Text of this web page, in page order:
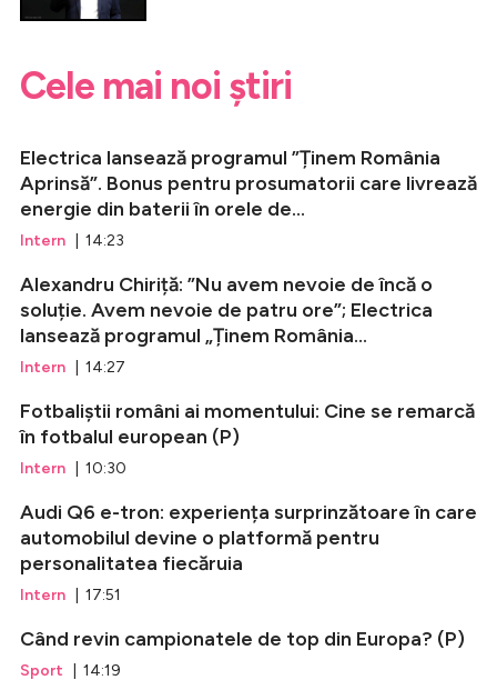
Cele mai noi știri
Electrica lansează programul ”Ținem România
Aprinsă”. Bonus pentru prosumatorii care livrează
energie din baterii în orele de...
Intern | 14:23
Alexandru Chiriță: ”Nu avem nevoie de încă o
soluție. Avem nevoie de patru ore”; Electrica
lansează programul „Ținem România...
Intern | 14:27
Fotbaliștii români ai momentului: Cine se remarcă
în fotbalul european (P)
Intern | 10:30
Audi Q6 e-tron: experiența surprinzătoare în care
automobilul devine o platformă pentru
personalitatea fiecăruia
Intern | 17:51
Când revin campionatele de top din Europa? (P)
Sport | 14:19